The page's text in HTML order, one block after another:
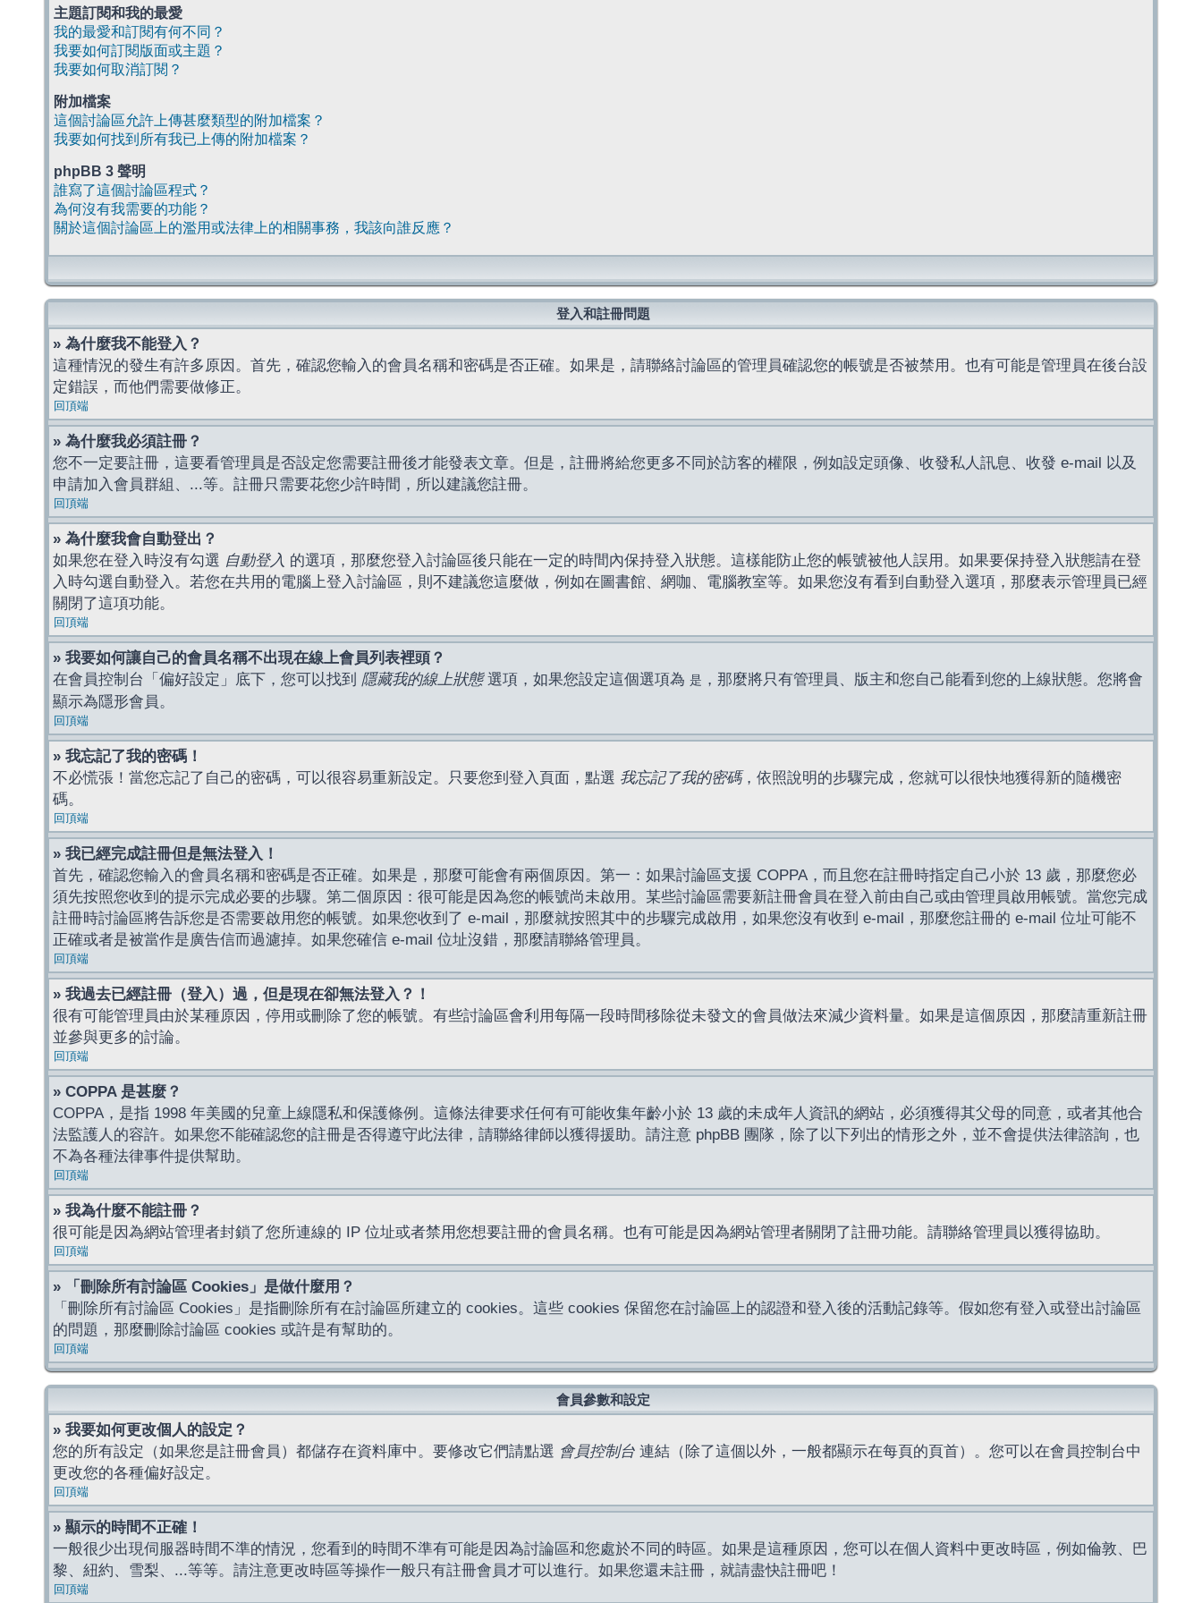
主題訂閱和我的最愛
我的最愛和訂閱有何不同？
我要如何訂閱版面或主題？
我要如何取消訂閱？
附加檔案
這個討論區允許上傳甚麼類型的附加檔案？
我要如何找到所有我已上傳的附加檔案？
phpBB 3 聲明
誰寫了這個討論區程式？
為何沒有我需要的功能？
關於這個討論區上的濫用或法律上的相關事務，我該向誰反應？
登入和註冊問題
» 為什麼我不能登入？
這種情況的發生有許多原因。首先，確認您輸入的會員名稱和密碼是否正確。如果是，請聯絡討論區的管理員確認您的帳號是否被禁用。也有可能是管理員在後台設
定錯誤，而他們需要做修正。
回頂端
» 為什麼我必須註冊？
您不一定要註冊，這要看管理員是否設定您需要註冊後才能發表文章。但是，註冊將給您更多不同於訪客的權限，例如設定頭像、收發私人訊息、收發 e-mail 以及
申請加入會員群組、...等。註冊只需要花您少許時間，所以建議您註冊。
回頂端
» 為什麼我會自動登出？
如果您在登入時沒有勾選 自動登入 的選項，那麼您登入討論區後只能在一定的時間內保持登入狀態。這樣能防止您的帳號被他人誤用。如果要保持登入狀態請在登
入時勾選自動登入。若您在共用的電腦上登入討論區，則不建議您這麼做，例如在圖書館、網咖、電腦教室等。如果您沒有看到自動登入選項，那麼表示管理員已經
關閉了這項功能。
回頂端
» 我要如何讓自己的會員名稱不出現在線上會員列表裡頭？
在會員控制台「偏好設定」底下，您可以找到 隱藏我的線上狀態選項，如果您設定這個選項為 是 ，那麼將只有管理員、版主和您自己能看到您的上線狀態。您將會
顯示為隱形會員。
回頂端
» 我忘記了我的密碼！
不必慌張！當您忘記了自己的密碼，可以很容易重新設定。只要您到登入頁面，點選 我忘記了我的密碼，依照說明的步驟完成，您就可以很快地獲得新的隨機密
碼。
回頂端
» 我已經完成註冊但是無法登入！
首先，確認您輸入的會員名稱和密碼是否正確。如果是，那麼可能會有兩個原因。第一：如果討論區支援 COPPA，而且您在註冊時指定自己小於 13 歲，那麼您必
須先按照您收到的提示完成必要的步驟。第二個原因：很可能是因為您的帳號尚未啟用。某些討論區需要新註冊會員在登入前由自己或由管理員啟用帳號。當您完成
註冊時討論區將告訴您是否需要啟用您的帳號。如果您收到了 e-mail，那麼就按照其中的步驟完成啟用，如果您沒有收到 e-mail，那麼您註冊的 e-mail 位址可能不
正確或者是被當作是廣告信而過濾掉。如果您確信 e-mail 位址沒錯，那麼請聯絡管理員。
回頂端
» 我過去已經註冊（登入）過，但是現在卻無法登入？！
很有可能管理員由於某種原因，停用或刪除了您的帳號。有些討論區會利用每隔一段時間移除從未發文的會員做法來減少資料量。如果是這個原因，那麼請重新註冊
並參與更多的討論。
回頂端
» COPPA 是甚麼？
COPPA，是指 1998 年美國的兒童上線隱私和保護條例。這條法律要求任何有可能收集年齡小於 13 歲的未成年人資訊的網站，必須獲得其父母的同意，或者其他合
法監護人的容許。如果您不能確認您的註冊是否得遵守此法律，請聯絡律師以獲得援助。請注意 phpBB 團隊，除了以下列出的情形之外，並不會提供法律諮詢，也
不為各種法律事件提供幫助。
回頂端
» 我為什麼不能註冊？
很可能是因為網站管理者封鎖了您所連線的 IP 位址或者禁用您想要註冊的會員名稱。也有可能是因為網站管理者關閉了註冊功能。請聯絡管理員以獲得協助。
回頂端
» 「刪除所有討論區 Cookies」是做什麼用？
「刪除所有討論區 Cookies」是指刪除所有在討論區所建立的 cookies。這些 cookies 保留您在討論區上的認證和登入後的活動記錄等。假如您有登入或登出討論區
的問題，那麼刪除討論區 cookies 或許是有幫助的。
回頂端
會員參數和設定
» 我要如何更改個人的設定？
您的所有設定（如果您是註冊會員）都儲存在資料庫中。要修改它們請點選 會員控制台 連結（除了這個以外，一般都顯示在每頁的頁首）。您可以在會員控制台中
更改您的各種偏好設定。
回頂端
» 顯示的時間不正確！
一般很少出現伺服器時間不準的情況，您看到的時間不準有可能是因為討論區和您處於不同的時區。如果是這種原因，您可以在個人資料中更改時區，例如倫敦、巴
黎、紐約、雪梨、...等等。請注意更改時區等操作一般只有註冊會員才可以進行。如果您還未註冊，就請盡快註冊吧！
回頂端